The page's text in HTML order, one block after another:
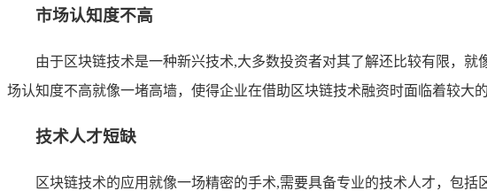
市场认知度不高
由于区块链技术是一种新兴技术,大多数投资者对其了解还比较有限，
场认知度不高就像一堵高墙，使得企业在借助区块链技术融资时面临着较大
技术人才短缺
区块链技术的应用就像一场精密的手术,需要具备专业的技术人才，包